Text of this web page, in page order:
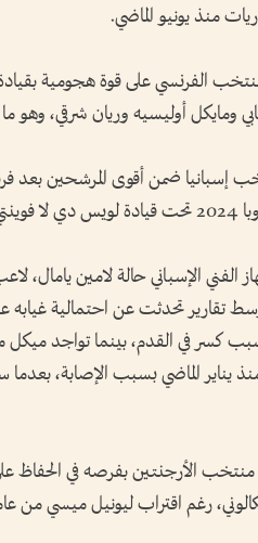
الفرنسي على قوة هجومية بقيادة
ومايكل أوليسيه وريان شرقي، وهو
إسبانيا ضمن أقوى المرشحين بعد
البطولة.
تقارير تحدثت عن احتمالية
كسر في القدم، بينما تواجد ميكل
رغم اقتراب ليونيل ميسي من عامه الـ 39 الشهر